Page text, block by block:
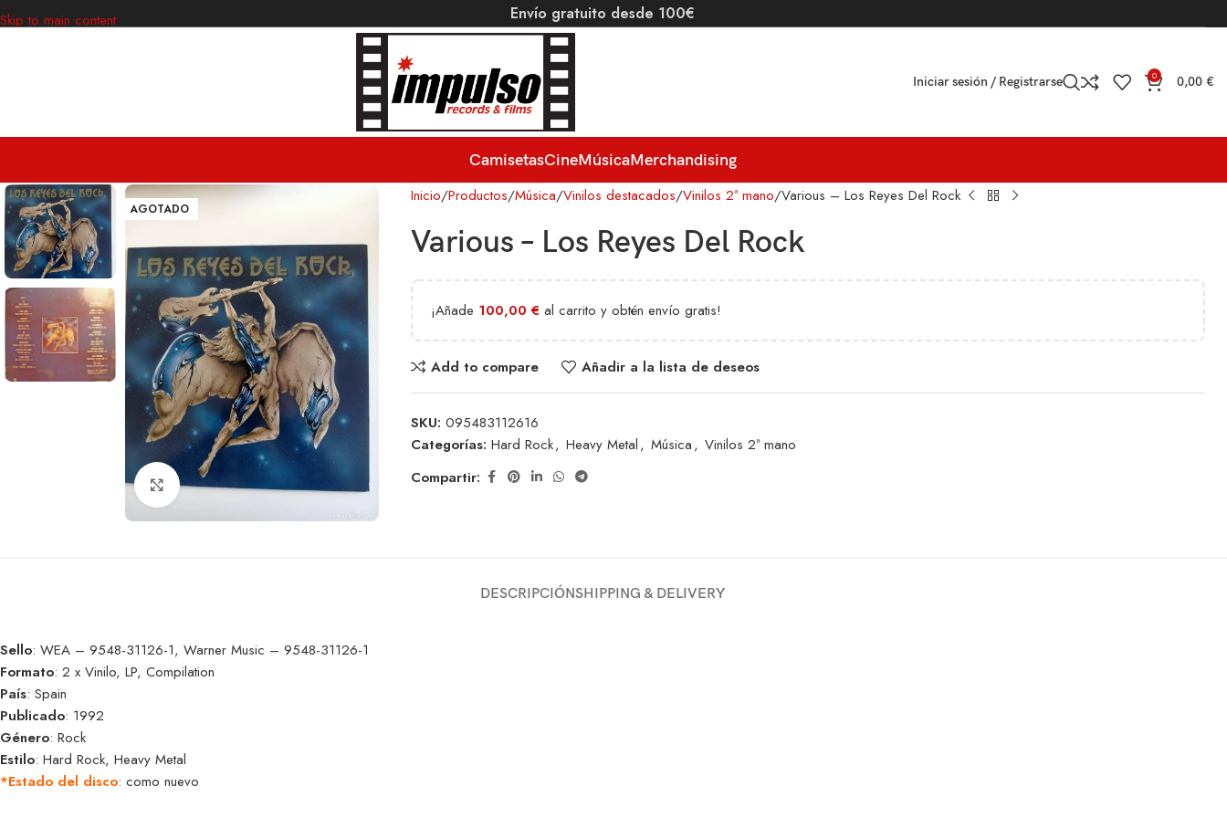
Skip to main content Envío gratuito desde 100€
Iniciar sesión / Registrarse 0 0,00 €
CamisetasCineMúsicaMerchandising
AGOTADO
Clic para ampliar
Inicio Productos Música Vinilos destacados Vinilos 2ª mano Various – Los Reyes Del Rock
Various – Los Reyes Del Rock
¡Añade 100,00 € al carrito y obtén envío gratis!
Add to compare Añadir a la lista de deseos
SKU: 095483112616
Categorías: Hard Rock, Heavy Metal, Música, Vinilos 2ª mano
Compartir:
DESCRIPCIÓNSHIPPING & DELIVERY
Sello: WEA – 9548-31126-1, Warner Music – 9548-31126-1
Formato: 2 x Vinilo, LP, Compilation
País: Spain
Publicado: 1992
Género: Rock
Estilo: Hard Rock, Heavy Metal
*Estado del disco: como nuevo